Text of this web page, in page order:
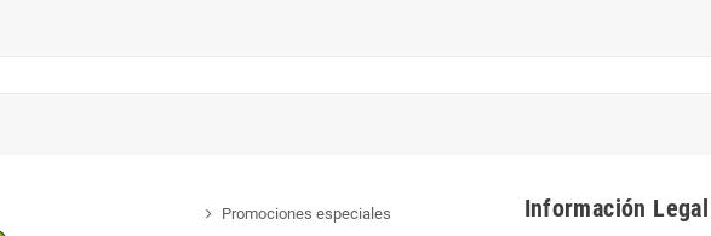
Promociones especiales
Información Legal